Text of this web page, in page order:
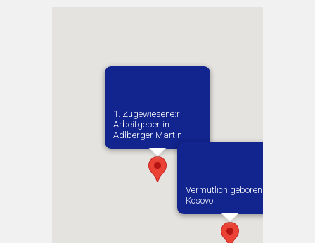
Vermutlich geboren in
Kosovo
1. Zugewiesene:r
Arbeitgeber:in​
Adlberger Martin